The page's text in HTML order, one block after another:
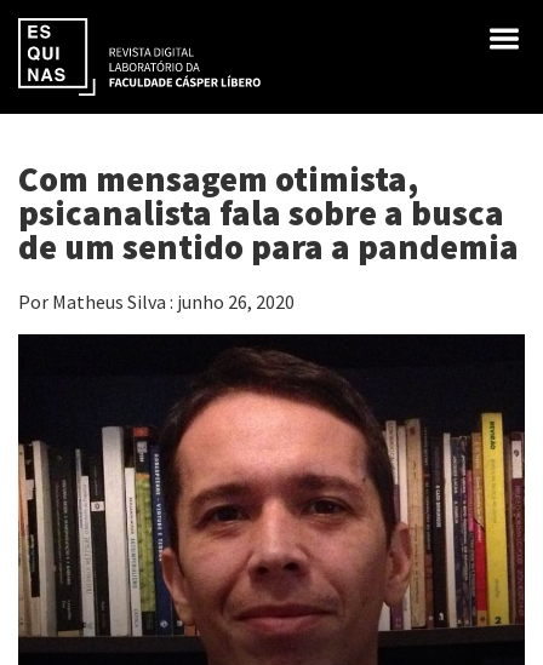
Com mensagem otimista,
psicanalista fala sobre a busca
de um sentido para a pandemia
Por Matheus Silva : junho 26, 2020